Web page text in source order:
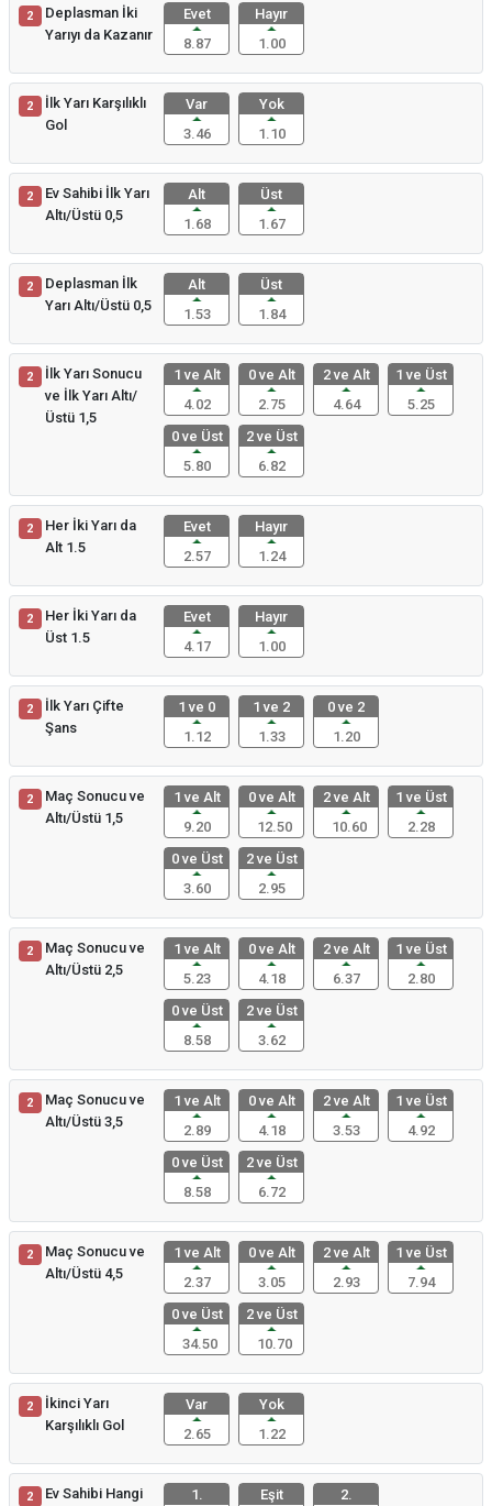
2
Deplasman İki
Yarıyı da Kazanır
Evet
8.87
Hayır
1.00
2
İlk Yarı Karşılıklı
Gol
Var
3.46
Yok
1.10
2
Ev Sahibi İlk Yarı
Altı/Üstü 0,5
Alt
1.68
Üst
1.67
2
Deplasman İlk
Yarı Altı/Üstü 0,5
Alt
1.53
Üst
1.84
2
İlk Yarı Sonucu
ve İlk Yarı Altı/
Üstü 1,5
1 ve Alt
4.02
0 ve Alt
2.75
2 ve Alt
4.64
1 ve Üst
5.25
0 ve Üst
5.80
2 ve Üst
6.82
2
Her İki Yarı da
Alt 1.5
Evet
2.57
Hayır
1.24
2
Her İki Yarı da
Üst 1.5
Evet
4.17
Hayır
1.00
2
İlk Yarı Çifte
Şans
1 ve 0
1.12
1 ve 2
1.33
0 ve 2
1.20
2
Maç Sonucu ve
Altı/Üstü 1,5
1 ve Alt
9.20
0 ve Alt
12.50
2 ve Alt
10.60
1 ve Üst
2.28
0 ve Üst
3.60
2 ve Üst
2.95
2
Maç Sonucu ve
Altı/Üstü 2,5
1 ve Alt
5.23
0 ve Alt
4.18
2 ve Alt
6.37
1 ve Üst
2.80
0 ve Üst
8.58
2 ve Üst
3.62
2
Maç Sonucu ve
Altı/Üstü 3,5
1 ve Alt
2.89
0 ve Alt
4.18
2 ve Alt
3.53
1 ve Üst
4.92
0 ve Üst
8.58
2 ve Üst
6.72
2
Maç Sonucu ve
Altı/Üstü 4,5
1 ve Alt
2.37
0 ve Alt
3.05
2 ve Alt
2.93
1 ve Üst
7.94
0 ve Üst
34.50
2 ve Üst
10.70
2
İkinci Yarı
Karşılıklı Gol
Var
2.65
Yok
1.22
2
Ev Sahibi Hangi
1.
Eşit
2.